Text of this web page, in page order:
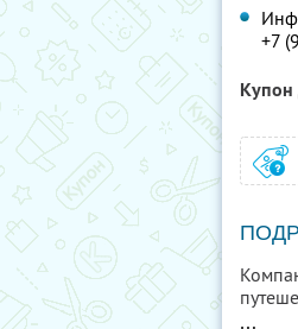
+7
Купон